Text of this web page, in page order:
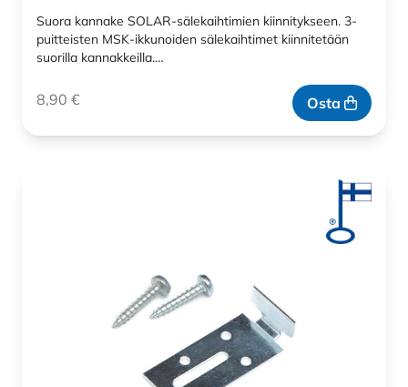
Suora kannake SOLAR-sälekaihtimien kiinnitykseen. 3-
puitteisten MSK-ikkunoiden sälekaihtimet kiinnitetään
suorilla kannakkeilla.…
8,90 € Osta